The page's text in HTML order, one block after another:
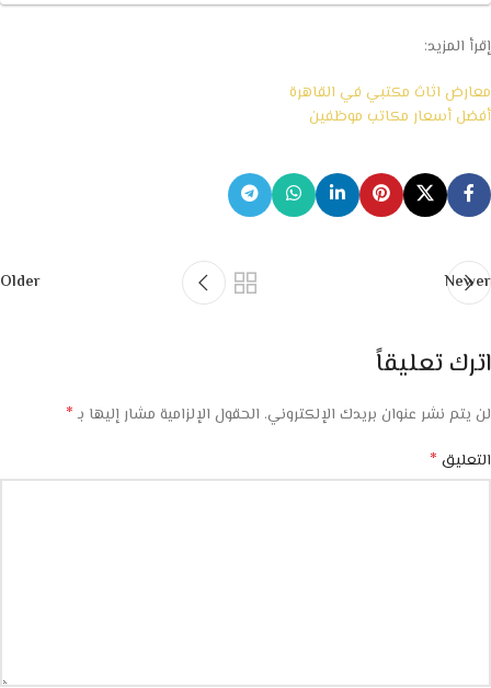
إقرأ المزيد:
معارض اثاث مكتبي في القاهرة
أفضل أسعار مكاتب موظفين
Newer
Older
اترك تعليقاً
لن يتم نشر عنوان بريدك الإلكتروني. الحقول الإلزامية مشار إليها بـ*
التعليق *